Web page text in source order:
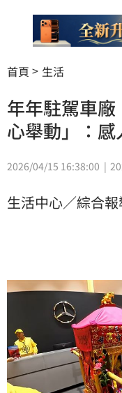
首頁 生活
年年駐駕車
心舉動」：感
2026/04/15 16:38:00
生活中心／綜合報